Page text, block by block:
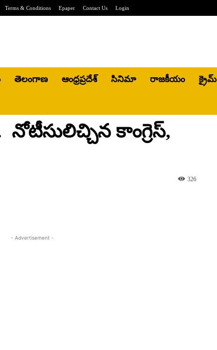
Terms & Conditions Epaper Contact Us Login
తెలంగాణ ఆంధ్రప్రదేశ్ సినిమా రాజకీయం క్రైమ్
కాంగ్రెస్‌,
326
- Advertisement -